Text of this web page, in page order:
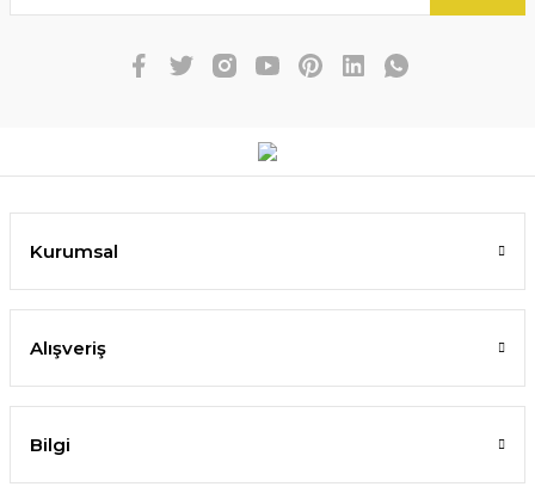
Kurumsal
Alışveriş
Bilgi